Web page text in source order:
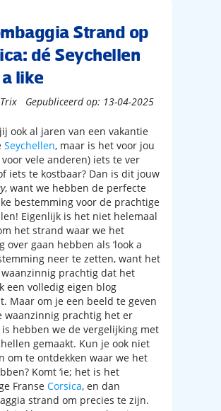
Strand op
dé Seychellen
like
Gepubliceerd op: 13-04-2025
ook al jaren van een vakantie
Seychellen, maar is het voor jou
vele anderen) iets te ver
iets te kostbaar? Dan is dit jouw
, want we hebben de perfecte
bestemming voor de prachtige
Eigenlijk is het niet helemaal
het strand waar we het
over gaan hebben als ‘look a
neer te zetten, want het
waanzinnig prachtig dat het
een volledig eigen blog
Maar om je een beeld te geven
waanzinnig prachtig het er
is hebben we de vergelijking met
gemaakt. Kun je ook niet
om te ontdekken waar we het
Komt ‘ie; het is het
Franse Corsica, en dan
strand om precies te zijn.